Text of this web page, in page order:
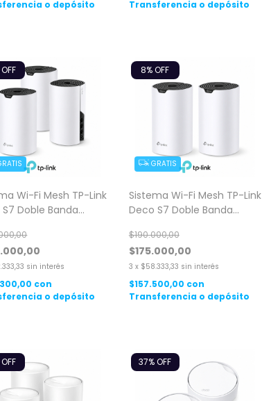
o depósito
Transferencia o depósito
Wi-Fi Mesh TP-Link
Doble Banda
OFF
sin interés
con
o depósito
GRATIS
Sistema Wi-Fi Mesh TP-Link
Deco S7 Doble Banda
$175.000,00
$190.000,00
8% OFF
3 x $58.333,33 sin interés
$157.500,00 con
Transferencia o depósito
OFF 37% OFF